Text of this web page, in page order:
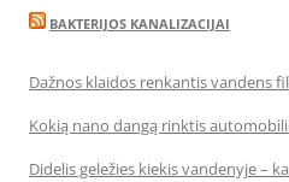
BAKTERIJOS KANALIZACIJAI
Dažnos klaidos renkantis vandens
Kokią nano dangą rinktis
Didelis geležies kiekis vandenyje –